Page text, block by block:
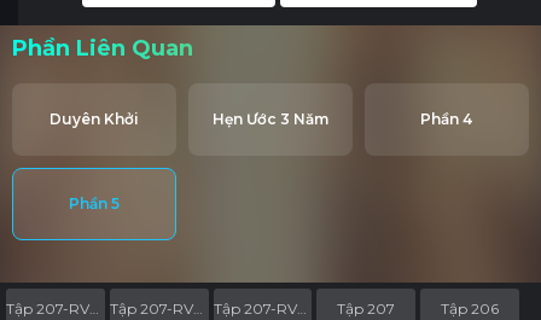
Phần Liên Quan
Duyên Khởi Hẹn Ước 3 Năm Phần 4
Phần 5
Tập 207-RV04 Tập 207-RV03 Tập 207 Tập 206